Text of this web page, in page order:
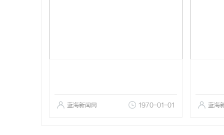
蓝海新闻网 1970-01-01 蓝海